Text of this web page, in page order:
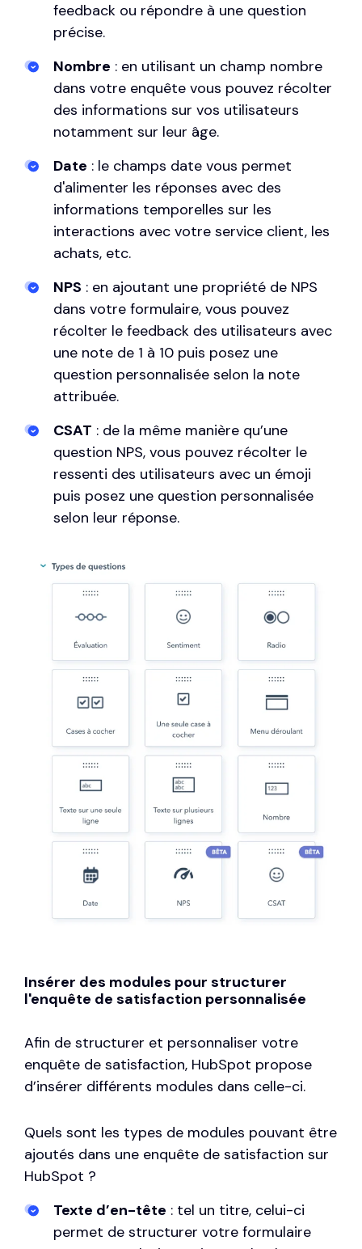
feedback ou répondre à une question
précise.
Nombre : en utilisant un champ nombre
dans votre enquête vous pouvez récolter
des informations sur vos utilisateurs
notamment sur leur âge.
Date : le champs date vous permet
d'alimenter les réponses avec des
informations temporelles sur les
interactions avec votre service client, les
achats, etc.
NPS : en ajoutant une propriété de NPS
dans votre formulaire, vous pouvez
récolter le feedback des utilisateurs avec
une note de 1 à 10 puis posez une
question personnalisée selon la note
attribuée.
CSAT : de la même manière qu’une
question NPS, vous pouvez récolter le
ressenti des utilisateurs avec un émoji
puis posez une question personnalisée
selon leur réponse.
Insérer des modules pour structurer
l'enquête de satisfaction personnalisée
Afin de structurer et personnaliser votre
enquête de satisfaction, HubSpot propose
d’insérer différents modules dans celle-ci.
Quels sont les types de modules pouvant être
ajoutés dans une enquête de satisfaction sur
HubSpot ?
Texte d’en-tête : tel un titre, celui-ci
permet de structurer votre formulaire